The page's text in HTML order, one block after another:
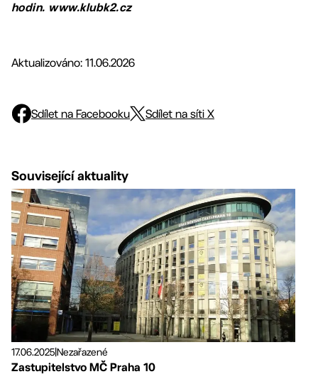
hodin. www.klubk2.cz
Aktualizováno: 11.06.2026
Sdílet na Facebooku Sdílet na síti X
Související aktuality
17.06.2025Nezařazené
Zastupitelstvo MČ Praha 10